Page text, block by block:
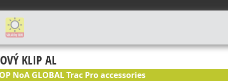
KLIP AL
NoA GLOBAL Trac Pro accessories